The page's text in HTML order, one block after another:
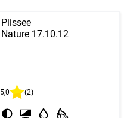
Plissee
Nature 17.10.12
5,0 (2)